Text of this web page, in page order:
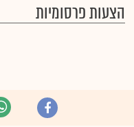
הצעות פרסומיות